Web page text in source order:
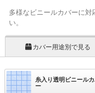
多様なビニールカバーに対
い。
カバー用途別で見る
糸入り透明ビニール
ー